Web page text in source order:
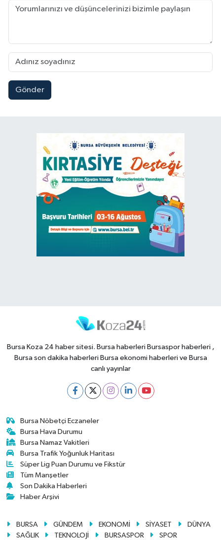
Gönder
Bursa Koza 24 haber sitesi. Bursa haberleri Bursaspor haberleri ,
Bursa son dakika haberleri Bursa ekonomi haberleri ve Bursa
canlı yayınlar
Bursa Nöbetçi Eczaneler
Bursa Hava Durumu
Bursa Namaz Vakitleri
Bursa Trafik Yoğunluk Haritası
Süper Lig Puan Durumu ve Fikstür
Tüm Manşetler
Son Dakika Haberleri
Haber Arşivi
BURSA GÜNDEM EKONOMİ SİYASET
DÜNYA
SAĞLIK
TEKNOLOJİ BURSASPOR SPOR